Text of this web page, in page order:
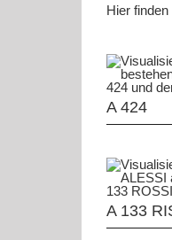
Hier
A 424
A 133